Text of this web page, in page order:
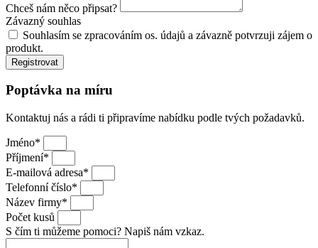
Chceš nám něco připsat?
Závazný souhlas
Souhlasím se zpracováním os. údajů a závazně potvrzuji zájem o
produkt.
Registrovat
Poptávka na míru
Kontaktuj nás a rádi ti připravíme nabídku podle tvých požadavků.
Jméno*
Příjmení*
E-mailová adresa*
Telefonní číslo*
Název firmy*
Počet kusů
S čím ti můžeme pomoci? Napiš nám vzkaz.